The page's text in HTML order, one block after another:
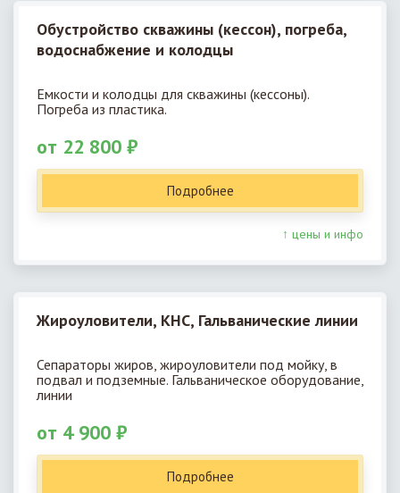
Обустройство скважины (кессон), погреба,
водоснабжение и колодцы
Емкости и колодцы для скважины (кессоны).
Погреба из пластика.
от 22 800 ₽
Подробнее
↑ цены и инфо
Жироуловители, КНС, Гальванические линии
Сепараторы жиров, жироуловители под мойку, в
подвал и подземные. Гальваническое оборудование,
линии
от 4 900 ₽
Подробнее